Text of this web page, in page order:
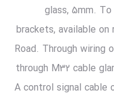
glass, 5mm.
brackets, available
Road. Through wiring
through M32 cable
A control signal cable